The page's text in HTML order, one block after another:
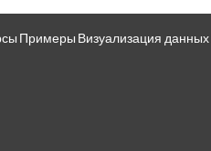
Примеры Визуализация данных